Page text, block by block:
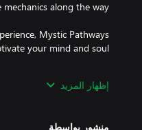
Mystic Pathways
إظهار المزيد
منشور بواسطة